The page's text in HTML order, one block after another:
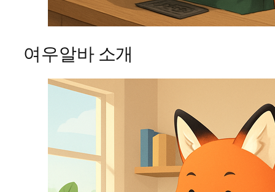
여우알바 소개